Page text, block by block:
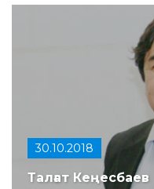
30.10.2018
Талғат Кеңесбаев